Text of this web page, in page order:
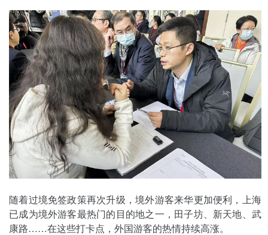
随着过境免签政策再次升级，境外游客来华更加便利，上海
已成为境外游客最热门的目的地之一，田子坊、新天地、武
康路……在这些打卡点，外国游客的热情持续高涨。